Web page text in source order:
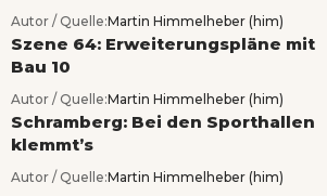
Autor / Quelle:Martin Himmelheber (him)
Szene 64: Erweiterungspläne mit
Bau 10
Autor / Quelle:Martin Himmelheber (him)
Schramberg: Bei den Sporthallen
klemmt’s
Autor / Quelle:Martin Himmelheber (him)